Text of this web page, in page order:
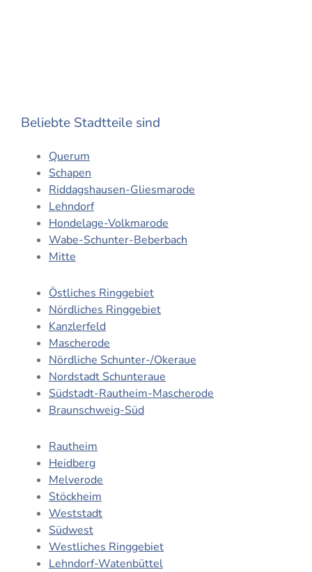
Beliebte Stadtteile sind
Querum
Schapen
Riddagshausen-Gliesmarode
Lehndorf
Hondelage-Volkmarode
Wabe-Schunter-Beberbach
Mitte
Östliches Ringgebiet
Nördliches Ringgebiet
Kanzlerfeld
Mascherode
Nördliche Schunter-/Okeraue
Nordstadt Schunteraue
Südstadt-Rautheim-Mascherode
Braunschweig-Süd
Rautheim
Heidberg
Melverode
Stöckheim
Weststadt
Südwest
Westliches Ringgebiet
Lehndorf-Watenbüttel